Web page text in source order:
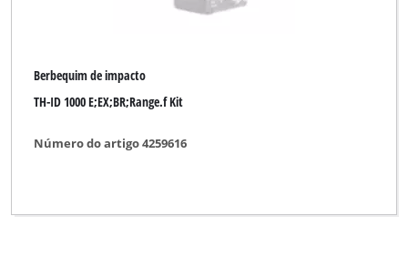
Berbequim de impacto
TH-ID 1000 E;EX;BR;Range.f Kit
Número do artigo 4259616